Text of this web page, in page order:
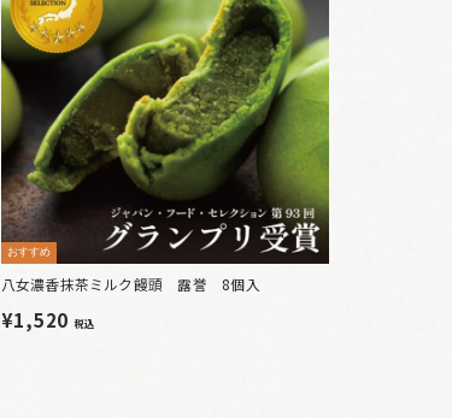
おすすめ
八女濃香抹茶ミルク饅頭 露誉 8個入
¥1,520 税込